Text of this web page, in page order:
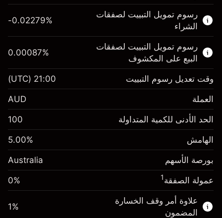
هذا السوق المالي متاح للتداول من خلال عقود
الفروقات.
اعرف المزيد عن:
عقود الفروقات
رسوم تمويل التبييت لصفقات
الشراء
A$1,000.00
رسوم التبييت
الرسوم من قيمة الصفقة الكاملة
-0.022788
%
(-A$4.56)
حجم الصفقة بالرافعة المالية ~A$20,000.00
الأموال من الرافعة المالية ~ دولار
A$19,000.00
انتقل إلى المنصة
-0.02279%
رسوم تمويل التبييت لصفقات
البيع على المكشوف
الهامش. استثمارك
A$1,000.00
رسوم التبييت
الرسوم من قيمة الصفقة الكاملة
0.00087
(A$0.17)
حجم الصفقة بالرافعة المالية ~
الأموال من الرافعة المالية ~ دولار
0.00087%
وقت تعديل رسوم التبييت 21:00
(UTC)
العملة AUD
الحد الأدنى للكمية المتداولة 100
الهامش 5.00%
بورصة الأسهم Australia
عمولة الصفقة1
0%
علاوة أمر وقف الخسارة
المضمون
1%